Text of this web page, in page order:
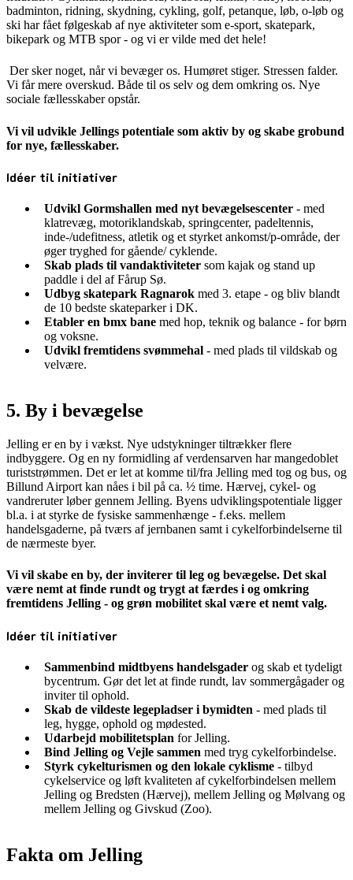
badminton, ridning, skydning, cykling, golf, petanque, løb, o-løb og
ski har fået følgeskab af nye aktiviteter som e-sport, skatepark,
bikepark og MTB spor - og vi er vilde med det hele!
Der sker noget, når vi bevæger os. Humøret stiger. Stressen falder.
Vi får mere overskud. Både til os selv og dem omkring os. Nye
sociale fællesskaber opstår.
Vi vil udvikle Jellings potentiale som aktiv by og skabe grobund
for nye, fællesskaber.
Idéer til initiativer
Udvikl Gormshallen med nyt bevægelsescenter - med
klatrevæg, motoriklandskab, springcenter, padeltennis,
inde-/udefitness, atletik og et styrket ankomst/p-område, der
øger tryghed for gående/ cyklende.
Skab plads til vandaktiviteter som kajak og stand up
paddle i del af Fårup Sø.
Udbyg skatepark Ragnarok med 3. etape - og bliv blandt
de 10 bedste skateparker i DK.
Etabler en bmx bane med hop, teknik og balance - for børn
og voksne.
Udvikl fremtidens svømmehal - med plads til vildskab og
velvære.
5. By i bevægelse
Jelling er en by i vækst. Nye udstykninger tiltrækker flere
indbyggere. Og en ny formidling af verdensarven har mangedoblet
turiststrømmen. Det er let at komme til/fra Jelling med tog og bus, og
Billund Airport kan nåes i bil på ca. ½ time. Hærvej, cykel- og
vandreruter løber gennem Jelling. Byens udviklingspotentiale ligger
bl.a. i at styrke de fysiske sammenhænge - f.eks. mellem
handelsgaderne, på tværs af jernbanen samt i cykelforbindelserne til
de nærmeste byer.
Vi vil skabe en by, der inviterer til leg og bevægelse. Det skal
være nemt at finde rundt og trygt at færdes i og omkring
fremtidens Jelling - og grøn mobilitet skal være et nemt valg.
Idéer til initiativer
Sammenbind midtbyens handelsgader og skab et tydeligt
bycentrum. Gør det let at finde rundt, lav sommergågader og
inviter til ophold.
Skab de vildeste legepladser i bymidten - med plads til
leg, hygge, ophold og mødested.
Udarbejd mobilitetsplan for Jelling.
Bind Jelling og Vejle sammen med tryg cykelforbindelse.
Styrk cykelturismen og den lokale cyklisme - tilbyd
cykelservice og løft kvaliteten af cykelforbindelsen mellem
Jelling og Bredsten (Hærvej), mellem Jelling og Mølvang og
mellem Jelling og Givskud (Zoo).
Fakta om Jelling